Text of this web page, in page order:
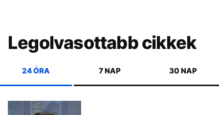
Legolvasottabb cikkek
24 ÓRA 7 NAP 30 NAP